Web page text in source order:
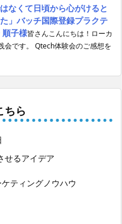
なくて日頃から心がけると
」バッチ国際登録プラクテ
順子様皆さんこんにちは！ローカ
会です。 Qtech体験会のご感想を
ちら
せるアイデア
ティングノウハウ